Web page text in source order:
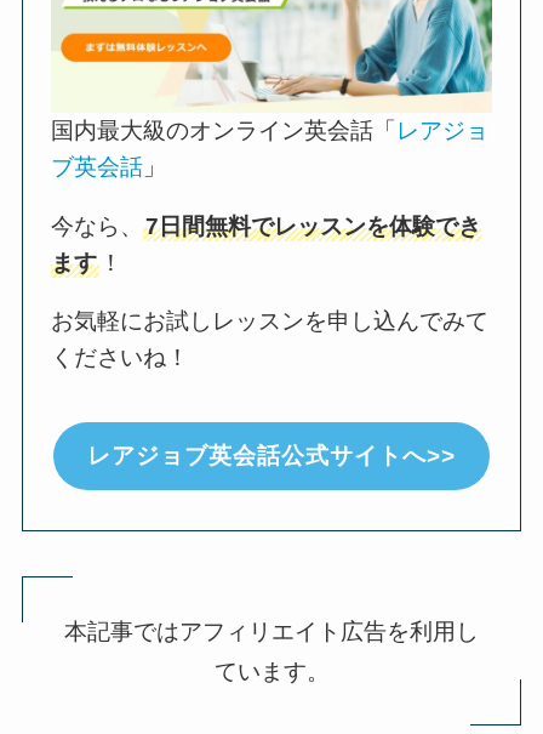
国内最大級のオンライン英会話「 レアジョ
ブ英会話 」
今なら、7日間無料でレッスンを体験でき
ます ！
お気軽にお試しレッスンを申し込んでみて
くださいね！
レアジョブ英会話公式サイトへ>>
本記事ではアフィリエイト広告を利用し
ています。